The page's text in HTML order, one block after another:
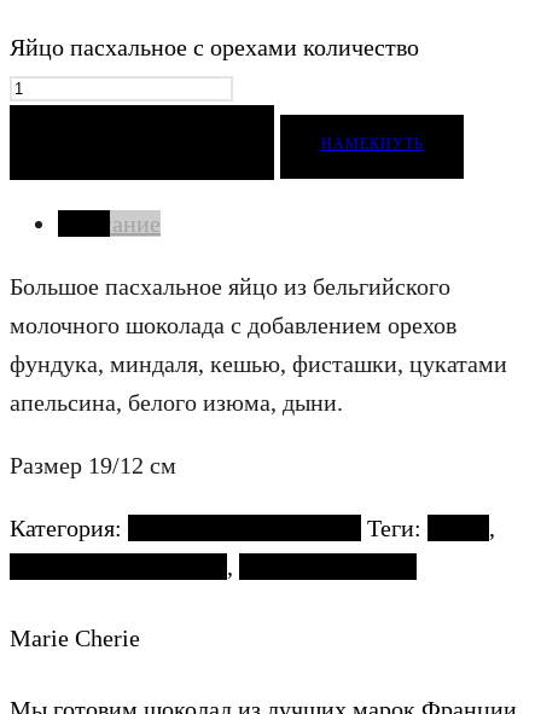
Яйцо пасхальное с орехами количество
НАМЕКНУТЬ
Описание
Большое пасхальное яйцо из бельгийского
молочного шоколада с добавлением орехов
фундука, миндаля, кешью, фисташки, цукатами
апельсина, белого изюма, дыни.
Размер 19/12 см
Категория: Теги:
,
,
Marie Cherie